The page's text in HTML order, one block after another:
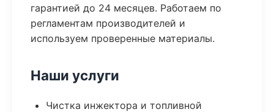
гарантией до 24 месяцев. Работаем по
регламентам производителей и
используем проверенные материалы.
Наши услуги
Чистка инжектора и топливной